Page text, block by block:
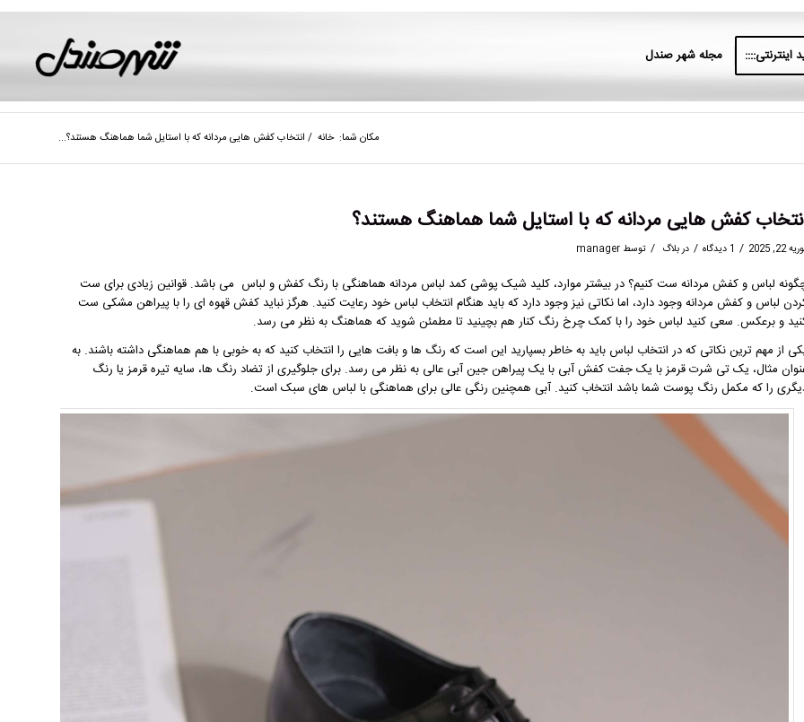
اینترنتی:::: مجله شهر صندل
مکان شما: خانه / انتخاب کفش هایی مردانه که با استایل شما هماهنگ هستند؟...
کفش هایی مردانه که با استایل شما هماهنگ هستند؟
22, 2025
/ 1 دیدگاه / دربلاگ / توسط manager
لباس و کفش مردانه ست کنیم؟ در بیشتر موارد، کلید شیک پوشی کمد لباس مردانه هماهنگی با رنگ کفش و لباس می باشد. قوانین زیادی برای ست
لباس و کفش مردانه وجود دارد، اما نکاتی نیز وجود دارد که باید هنگام انتخاب لباس خود رعایت کنید. هرگز نباید کفش قهوه ای را با پیراهن مشکی ست
و برعکس. سعی کنید لباس خود را با کمک چرخ رنگ کنار هم بچینید تا مطمئن شوید که هماهنگ به نظر می رسد.
از مهم ترین نکاتی که در انتخاب لباس باید به خاطر بسپارید این است که رنگ ها و بافت هایی را انتخاب کنید که به خوبی با هم هماهنگی داشته باشند. به
مثال، یک تی شرت قرمز با یک جفت کفش آبی با یک پیراهن جین آبی عالی به نظر می رسد. برای جلوگیری از تضاد رنگ ها، سایه تیره قرمز یا رنگ
را که مکمل رنگ پوست شما باشد انتخاب کنید. آبی همچنین رنگی عالی برای هماهنگی با لباس های سبک است.